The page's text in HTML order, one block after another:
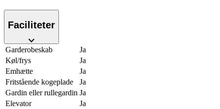
Faciliteter
Garderobeskab
Ja
Køl/frys
Ja
Emhætte
Ja
Fritstående kogeplade
Ja
Gardin eller rullegardin Ja
Elevator
Ja